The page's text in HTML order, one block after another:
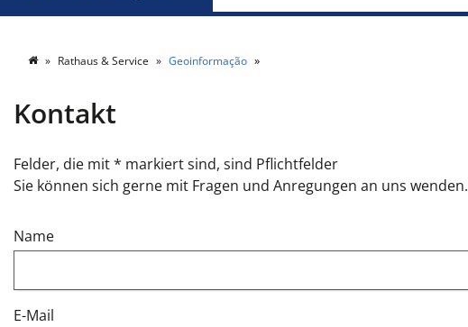
Rathaus & Service Geoinformação
Kontakt
Felder, die mit * markiert sind, sind Pflichtfelder
Sie können sich gerne mit Fragen und Anregungen an uns wenden.
Name
E-Mail